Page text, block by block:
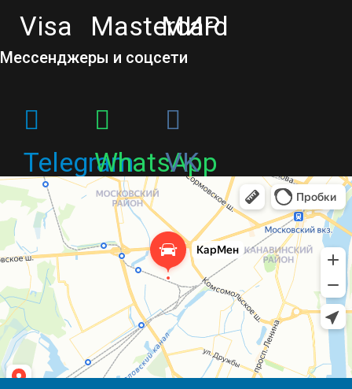
Visa Mastercard
МИР
Мессенджеры и соцсети
TelegramWhatsApp
VK